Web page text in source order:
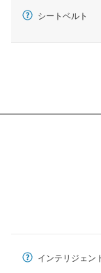
シートベルト
インテリジェン